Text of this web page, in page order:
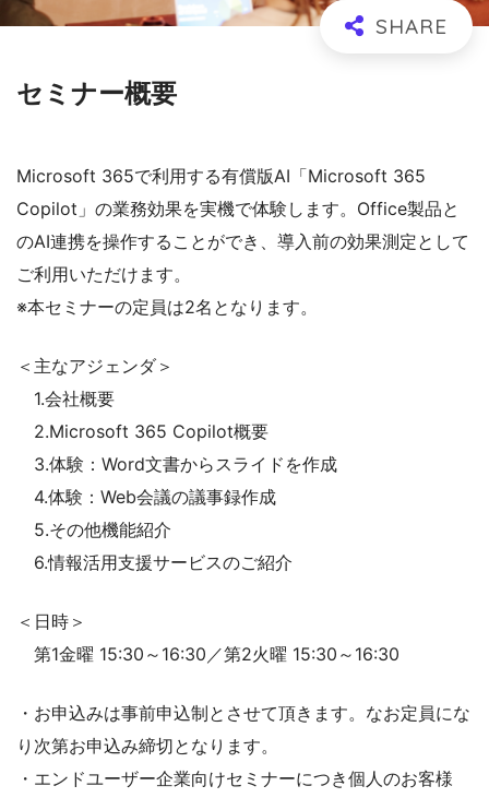
セミナー概要
Microsoft 365で利用する有償版AI「Microsoft 365
Copilot」の業務効果を実機で体験します。Office製品と
のAI連携を操作することができ、導入前の効果測定として
ご利用いただけます。
※本セミナーの定員は2名となります。
＜主なアジェンダ＞
1.会社概要
2.Microsoft 365 Copilot概要
3.体験：Word文書からスライドを作成
4.体験：Web会議の議事録作成
5.その他機能紹介
6.情報活用支援サービスのご紹介
＜日時＞
第1金曜 15:30～16:30／第2火曜 15:30～16:30
・お申込みは事前申込制とさせて頂きます。なお定員にな
り次第お申込み締切となります。
・エンドユーザー企業向けセミナーにつき個人のお客様